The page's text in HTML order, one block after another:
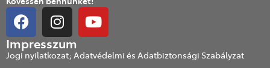
Impresszum
Jogi nyilatkozat; Adatvédelmi és Adatbiztonsági Szabályzat